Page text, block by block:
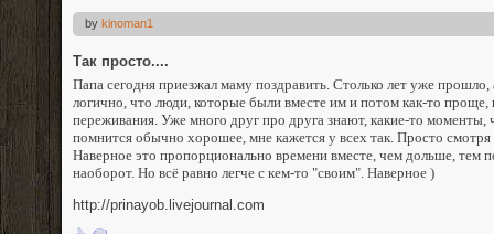
by kinoman1
Так просто....
Папа сегодня приезжал маму поздравить. Столько лет уже прошло,
логично, что люди, которые были вместе им и потом как-то проще,
переживания. Уже много друг про друга знают, какие-то моменты,
помнится обычно хорошее, мне кажется у всех так. Просто смотря
Наверное это пропорционально времени вместе, чем дольше, тем
наоборот. Но всё равно легче с кем-то "своим". Наверное )
http://prinayob.livejournal.com